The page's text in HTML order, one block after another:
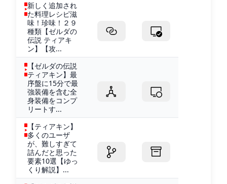
新しく追加され
た料理レシピ滋
味！珍味！２９
種類【ゼルダの
伝説 ティアキ
ン】【攻...
【ゼルダの伝説
ティアキン】最
序盤に15分で最
強装備を含む全
身装備をコンプ
リートす...
【ティアキン】
多くのユーザ
が、難しすぎて
詰んだと思った
要素10選【ゆっ
くり解説】...